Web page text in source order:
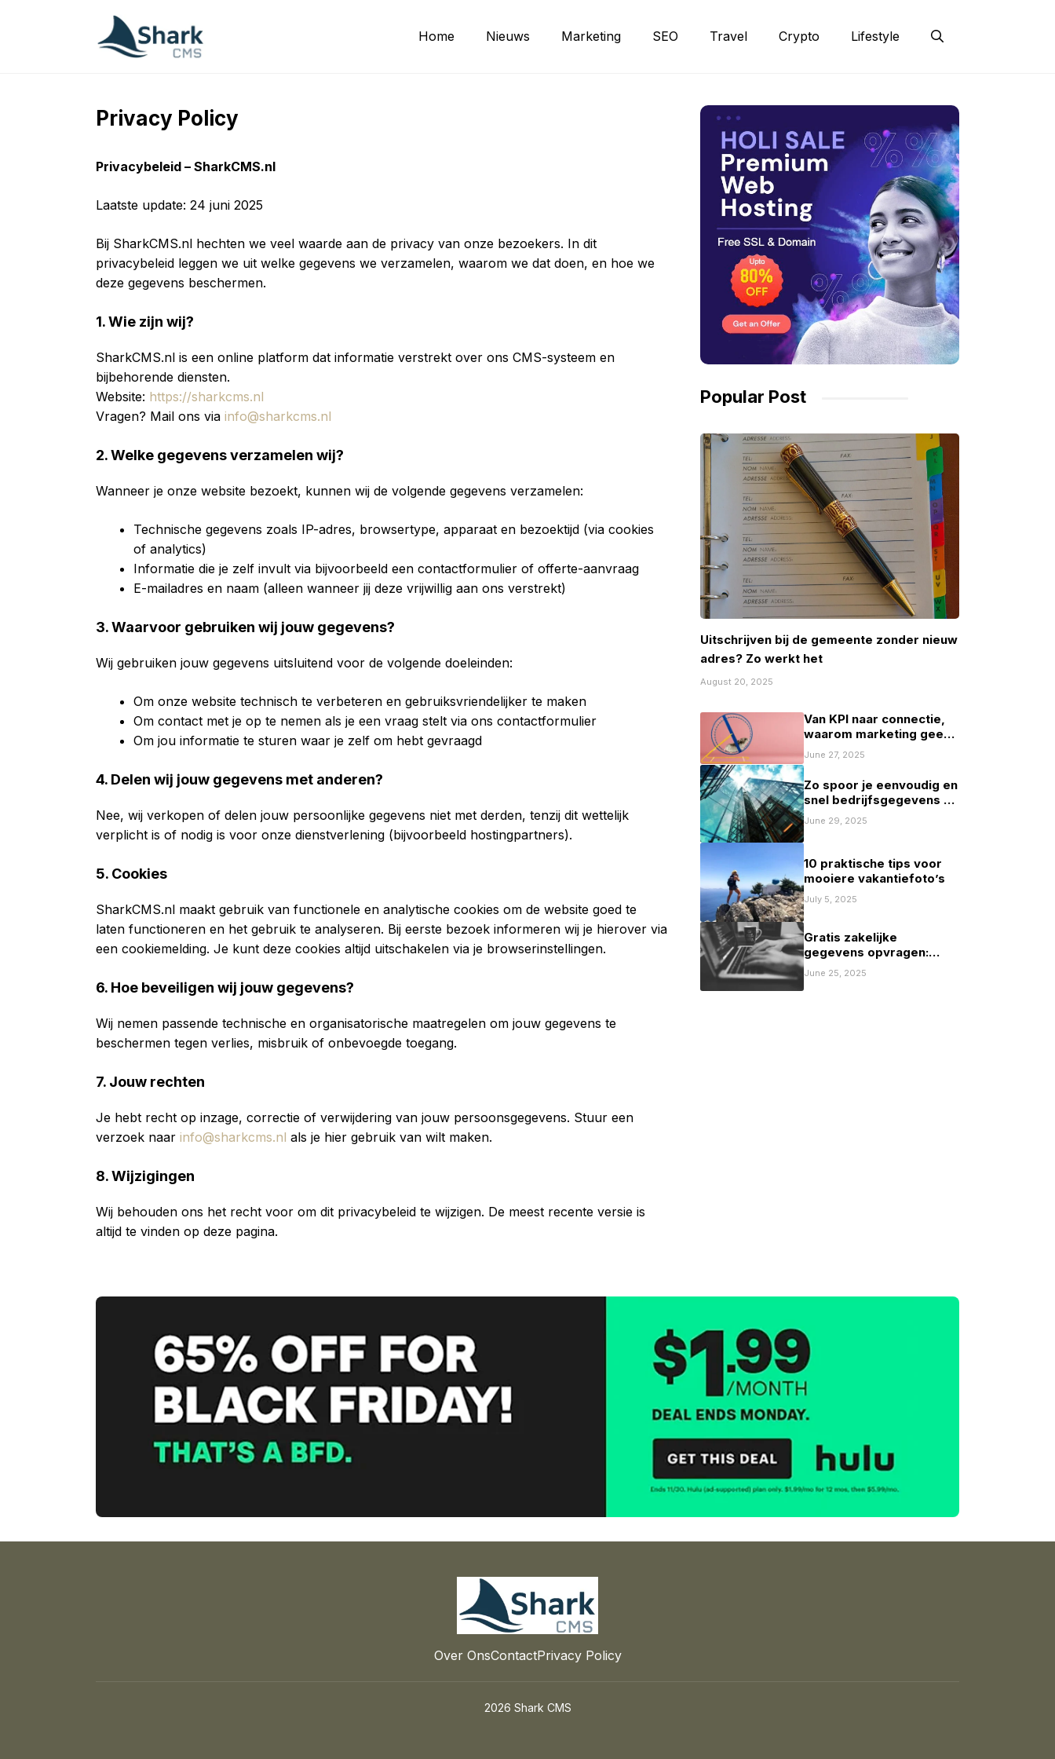
Home Nieuws Marketing SEO Travel Crypto Lifestyle
Privacy Policy
Privacybeleid – SharkCMS.nl
Laatste update: 24 juni 2025
Bij SharkCMS.nl hechten we veel waarde aan de privacy van onze bezoekers. In dit
privacybeleid leggen we uit welke gegevens we verzamelen, waarom we dat doen, en hoe we
deze gegevens beschermen.
1. Wie zijn wij?
SharkCMS.nl is een online platform dat informatie verstrekt over ons CMS-systeem en
bijbehorende diensten.
Website: https://sharkcms.nl
Vragen? Mail ons via info@sharkcms.nl
2. Welke gegevens verzamelen wij?
Wanneer je onze website bezoekt, kunnen wij de volgende gegevens verzamelen:
Technische gegevens zoals IP-adres, browsertype, apparaat en bezoektijd (via cookies
of analytics)
Informatie die je zelf invult via bijvoorbeeld een contactformulier of offerte-aanvraag
E-mailadres en naam (alleen wanneer jij deze vrijwillig aan ons verstrekt)
3. Waarvoor gebruiken wij jouw gegevens?
Wij gebruiken jouw gegevens uitsluitend voor de volgende doeleinden:
Om onze website technisch te verbeteren en gebruiksvriendelijker te maken
Om contact met je op te nemen als je een vraag stelt via ons contactformulier
Om jou informatie te sturen waar je zelf om hebt gevraagd
4. Delen wij jouw gegevens met anderen?
Nee, wij verkopen of delen jouw persoonlijke gegevens niet met derden, tenzij dit wettelijk
verplicht is of nodig is voor onze dienstverlening (bijvoorbeeld hostingpartners).
5. Cookies
SharkCMS.nl maakt gebruik van functionele en analytische cookies om de website goed te
laten functioneren en het gebruik te analyseren. Bij eerste bezoek informeren wij je hierover via
een cookiemelding. Je kunt deze cookies altijd uitschakelen via je browserinstellingen.
6. Hoe beveiligen wij jouw gegevens?
Wij nemen passende technische en organisatorische maatregelen om jouw gegevens te
beschermen tegen verlies, misbruik of onbevoegde toegang.
7. Jouw rechten
Je hebt recht op inzage, correctie of verwijdering van jouw persoonsgegevens. Stuur een
verzoek naar info@sharkcms.nl als je hier gebruik van wilt maken.
8. Wijzigingen
Wij behouden ons het recht voor om dit privacybeleid te wijzigen. De meest recente versie is
altijd te vinden op deze pagina.
Popular Post
Uitschrijven bij de gemeente zonder nieuw
adres? Zo werkt het
August 20, 2025
Van KPI naar connectie,
waarom marketing geen
spelletje scoren mag zijn
June 27, 2025
Zo spoor je eenvoudig en
snel bedrijfsgegevens op
in Nederland
June 29, 2025
10 praktische tips voor
mooiere vakantiefoto’s
July 5, 2025
Gratis zakelijke
gegevens opvragen:
mogelijkheden en
beperkingen
June 25, 2025
Over OnsContactPrivacy Policy
2026 Shark CMS